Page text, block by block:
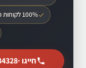
100% לקוחות מרוצים
חייגו ·